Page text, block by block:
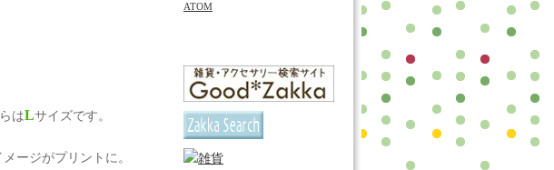
はLサイズです。
ージがプリントに。
ATOM